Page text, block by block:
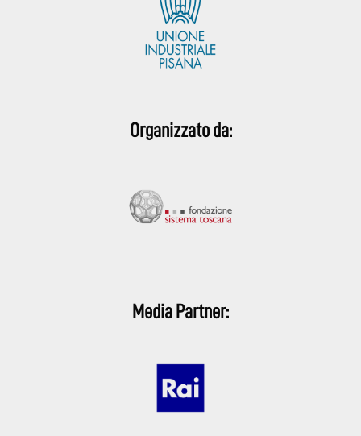
Organizzato da:
Media Partner: